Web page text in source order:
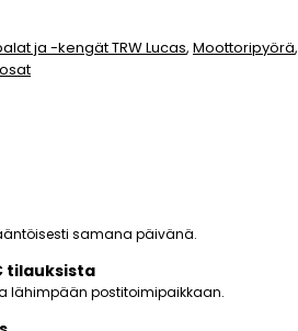
ja -kengät TRW Lucas, Moottoripyörä,
samana päivänä.
tilauksista
lähimpään postitoimipaikkaan.